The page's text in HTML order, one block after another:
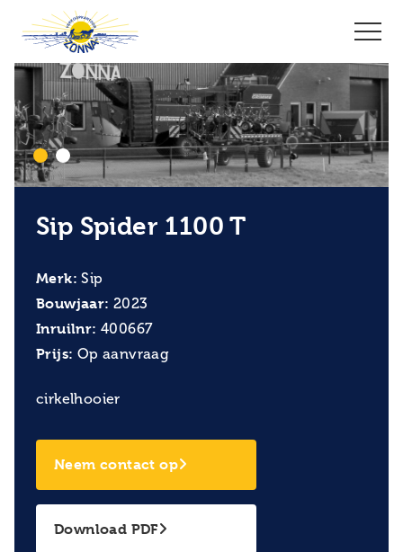
Sip Spider 1100 T
Merk: Sip
Bouwjaar: 2023
Inruilnr: 400667
Prijs: Op aanvraag
cirkelhooier
Neem contact op
Download PDF